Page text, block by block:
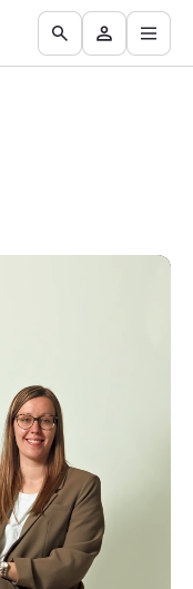
Boliger
til
Find
mægler
Få
vurderet
Go
to
Besøg
Mit
Åbn